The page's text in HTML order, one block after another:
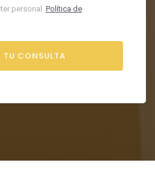
personal. Política de